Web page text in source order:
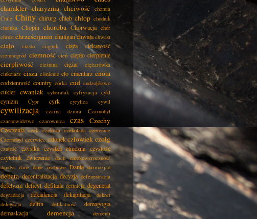
charakter charyzma chciwość
chemia
Chile Chiny chirurg chleb chłop chodnik
choinka Chopin choroba Chorwacja chór
chrust chrześcijanin chuligan chwała chwast
ciało ciasto ciągnik ciąża ciekawość
ciemnogród ciemność cień ciepło cierpienie
cierpliwość cieśnina ciężar
ciężarówka
cinkciarz cisza ciśnienie cło cmentarz cnota
codzienność country córka cud cudzołóstwo
cukier cwaniak cyberatak cyfryzacja cykl
cynizm Cypr cyrk cyrylica cywil
cywilizacja czarna dziura
Czarnobyl
czarnowidztwo
czarownica czas Czechy
Czeczenia czek czekista czekolada czereśnie
Czernobyl czerwiec członek człowiek czołg
czułość czystka czystka etniczna czystość
czytelnik ćwiczenie dach
dalekowzroczność
dandys dane dane osobowe Dania darmozjad
debata decentralizacja decyzja defenestracja
defetyzm deficyt defilada definicja degenerat
degradacja dekadencja dekapitacja
dekret
delegacja
delfin delikatność
demagogia
demaskacja
demencja dementi